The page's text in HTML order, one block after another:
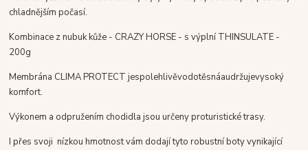
chladnějším počasí.
Kombinace z nubuk kůže - CRAZY HORSE - s výplní THINSULATE -
200g
Membrána CLIMA PROTECTjespolehlivěvodotěsnáaudržujevysoký
komfort.
Výkonem a odpružením chodidlajsou určeny proturistické trasy.
I přes svoji nízkou hmotnost vám dodají tyto robustní boty vynikající